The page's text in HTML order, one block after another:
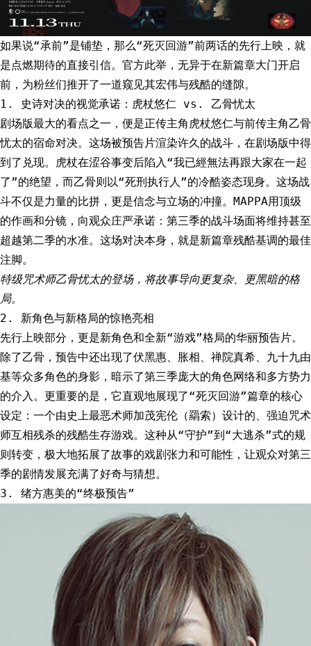
如果说“承前”是铺垫，那么“死灭回游”前两话的先行上映，就
是点燃期待的直接引信。官方此举，无异于在新篇章大门开启
前，为粉丝们推开了一道窥见其宏伟与残酷的缝隙。
1. 史诗对决的视觉承诺：虎杖悠仁 vs. 乙骨忧太
剧场版最大的看点之一，便是正传主角虎杖悠仁与前传主角乙骨
忧太的宿命对决。这场被预告片渲染许久的战斗，在剧场版中得
到了兑现。虎杖在涩谷事变后陷入“我已經無法再跟大家在一起
了”的绝望，而乙骨则以“死刑执行人”的冷酷姿态现身。这场战
斗不仅是力量的比拼，更是信念与立场的冲撞。MAPPA用顶级
的作画和分镜，向观众庄严承诺：第三季的战斗场面将维持甚至
超越第二季的水准。这场对决本身，就是新篇章残酷基调的最佳
注脚。
特级咒术师乙骨忧太的登场，将故事导向更复杂、更黑暗的格
局。
2. 新角色与新格局的惊艳亮相
先行上映部分，更是新角色和全新“游戏”格局的华丽预告片。
除了乙骨，预告中还出现了伏黑惠、胀相、禅院真希、九十九由
基等众多角色的身影，暗示了第三季庞大的角色网络和多方势力
的介入。更重要的是，它直观地展现了“死灭回游”篇章的核心
设定：一个由史上最恶术师加茂宪伦（羂索）设计的、强迫咒术
师互相残杀的残酷生存游戏。这种从“守护”到“大逃杀”式的规
则转变，极大地拓展了故事的戏剧张力和可能性，让观众对第三
季的剧情发展充满了好奇与猜想。
3. 绪方惠美的“终极预告”